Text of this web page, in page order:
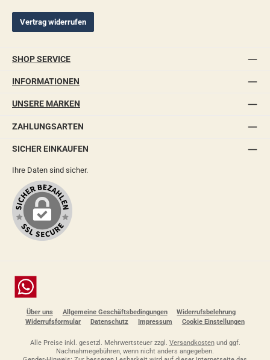
Vertrag widerrufen
SHOP SERVICE
INFORMATIONEN
UNSERE MARKEN
ZAHLUNGSARTEN
SICHER EINKAUFEN
Ihre Daten sind sicher.
Chat
Über uns Allgemeine Geschäftsbedingungen
Widerrufsbelehrung
Widerrufsformular
Datenschutz Impressum Cookie Einstellungen
Alle Preise inkl. gesetzl. Mehrwertsteuer zzgl. Versandkostenund ggf.
Nachnahmegebühren, wenn nicht anders angegeben.